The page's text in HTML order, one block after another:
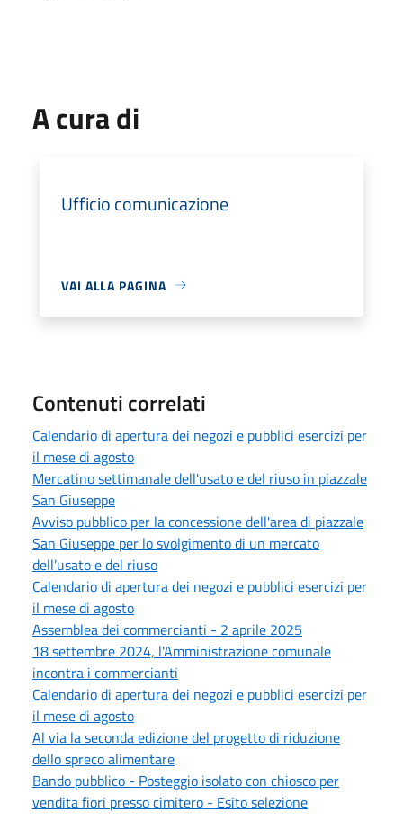
A cura di
Ufficio comunicazione
VAI ALLA PAGINA
Contenuti correlati
Calendario di apertura dei negozi e pubblici esercizi per
il mese di agosto
Mercatino settimanale dell'usato e del riuso in piazzale
San Giuseppe
Avviso pubblico per la concessione dell'area di piazzale
San Giuseppe per lo svolgimento di un mercato
dell’usato e del riuso
Calendario di apertura dei negozi e pubblici esercizi per
il mese di agosto
Assemblea dei commercianti - 2 aprile 2025
18 settembre 2024, l'Amministrazione comunale
incontra i commercianti
Calendario di apertura dei negozi e pubblici esercizi per
il mese di agosto
Al via la seconda edizione del progetto di riduzione
dello spreco alimentare
Bando pubblico - Posteggio isolato con chiosco per
vendita fiori presso cimitero - Esito selezione